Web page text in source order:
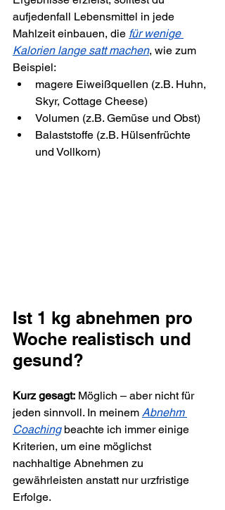
aufjedenfall Lebensmittel in jede
Mahlzeit einbauen, die für wenige
Kalorien lange satt machen, wie zum
Beispiel:
magere Eiweißquellen (z.B. Huhn,
Skyr, Cottage Cheese)
Volumen (z.B. Gemüse und Obst)
Balaststoffe (z.B. Hülsenfrüchte
und Vollkorn)
Ist 1 kg abnehmen pro
Woche realistisch und
gesund?
Kurz gesagt: Möglich – aber nicht für
jeden sinnvoll. In meinem Abnehm
Coaching beachte ich immer einige
Kriterien, um eine möglichst
nachhaltige Abnehmen zu
gewährleisten anstatt nur urzfristige
Erfolge.